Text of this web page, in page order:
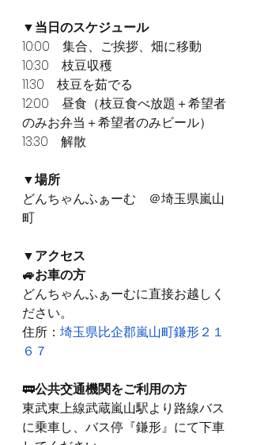
▼当日のスケジュール
10:00　集合、ご挨拶、畑に移動
10:30　枝豆収穫
11:30　枝豆を茹でる
12:00　昼食（枝豆食べ放題＋希望者
のみお弁当＋希望者のみビール）
13:30　解散
▼場所
どんちゃんふぁーむ　＠埼玉県嵐山
町
▼アクセス
🚙お車の方
どんちゃんふぁーむに直接お越しく
ださい。
住所： 埼玉県比企郡嵐山町鎌形２１
６７
🚃公共交通機関をご利用の方
東武東上線武蔵嵐山駅より路線バス
に乗車し、バス停『鎌形』にて下車